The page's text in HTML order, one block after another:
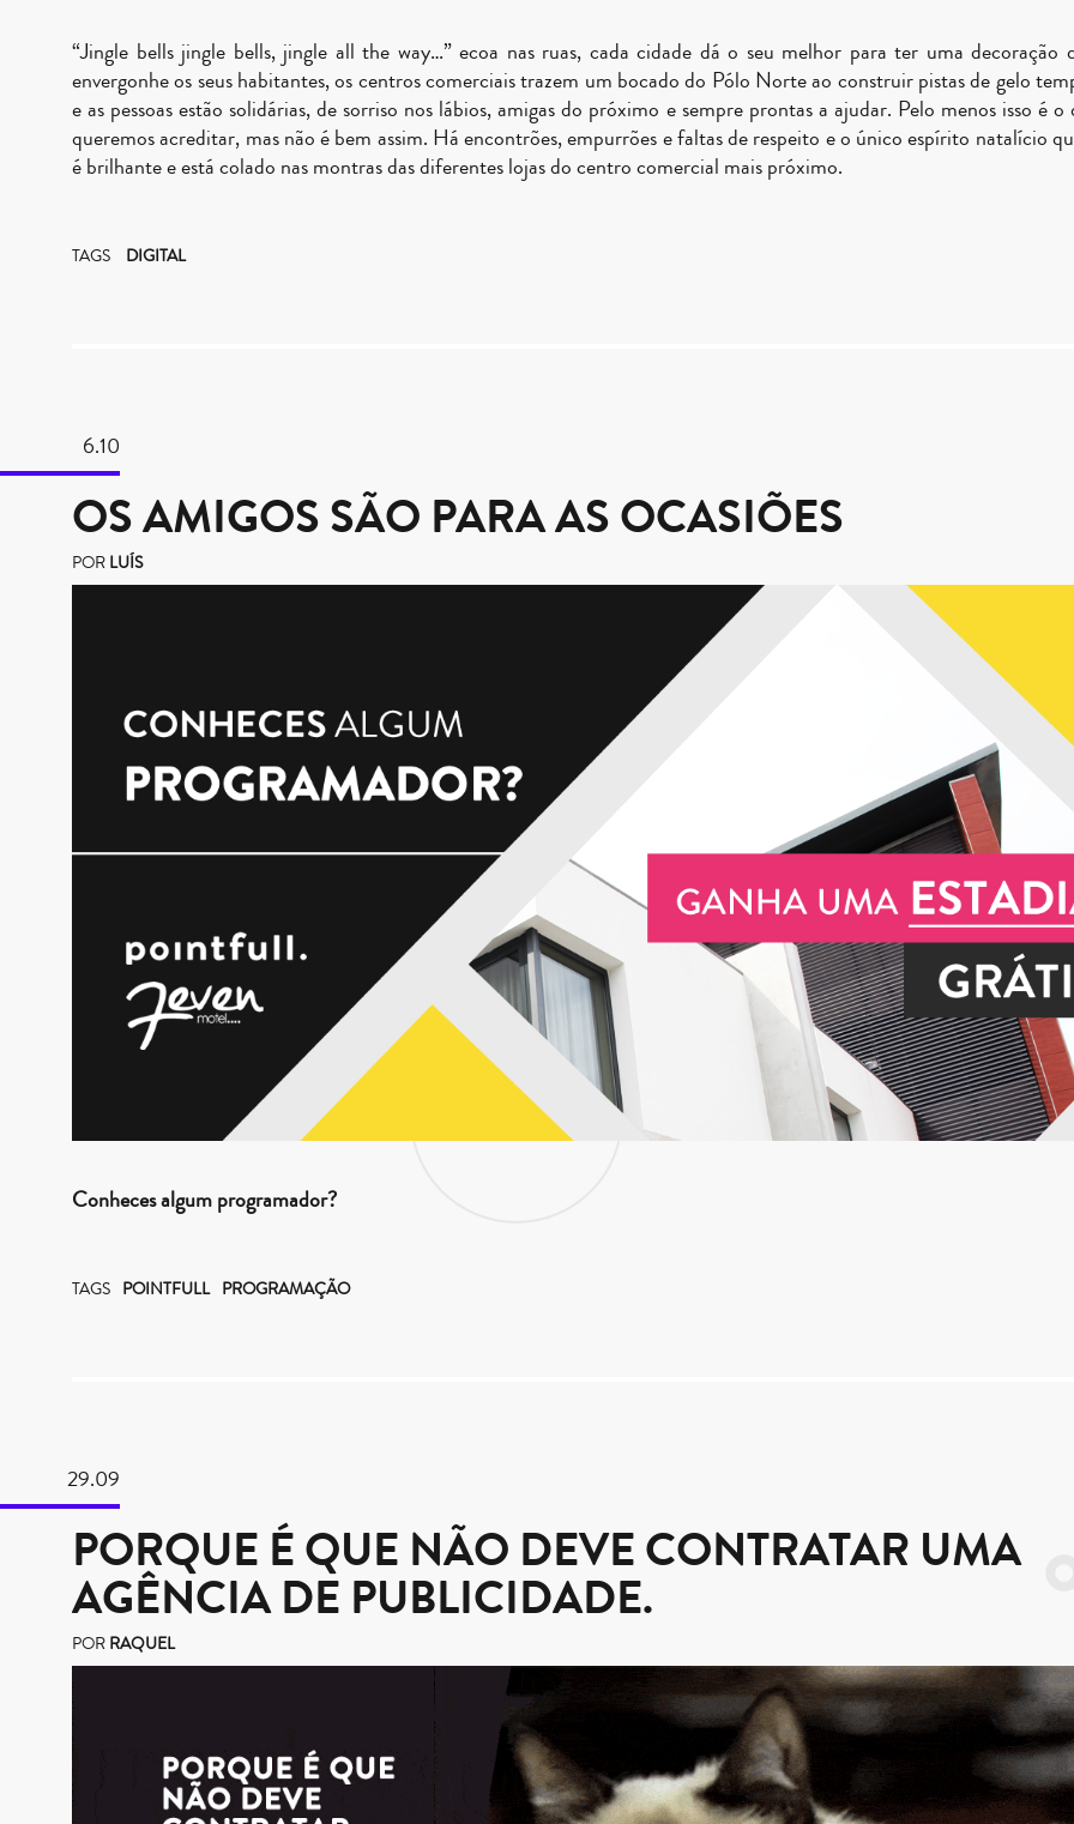
“Jingle bells jingle bells, jingle all the way…” ecoa nas ruas, cada cidade dá o seu melhor para ter uma decoração
envergonhe os seus habitantes, os centros comerciais trazem um bocado do Pólo Norte ao construir pistas de gelo
e as pessoas estão solidárias, de sorriso nos lábios, amigas do próximo e sempre prontas a ajudar. Pelo menos isso é o
queremos acreditar, mas não é bem assim. Há encontrões, empurrões e faltas de respeito e o único espírito natalício
é brilhante e está colado nas montras das diferentes lojas do centro comercial mais próximo.
TAGS DIGITAL
6.10
OS AMIGOS SÃO PARA AS OCASIÕES
POR LUÍS
Conheces algum programador?
TAGS POINTFULL PROGRAMAÇÃO
29.09
PORQUE É QUE NÃO DEVE CONTRATAR UMA
AGÊNCIA DE PUBLICIDADE.
POR RAQUEL